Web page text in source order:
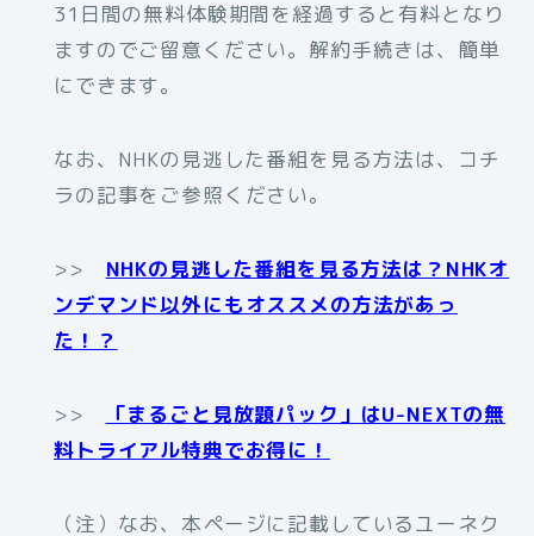
31日間の無料体験期間を経過すると有料となり
ますのでご留意ください。解約手続きは、簡単
にできます。
なお、NHKの見逃した番組を見る方法は、コチ
ラの記事をご参照ください。
>> NHKの見逃した番組を見る方法は？NHKオ
ンデマンド以外にもオススメの方法があっ
た！？
>>
「まるごと見放題パック」はU-NEXTの無
料トライアル特典でお得に！
（注）なお、本ページに記載しているユーネク